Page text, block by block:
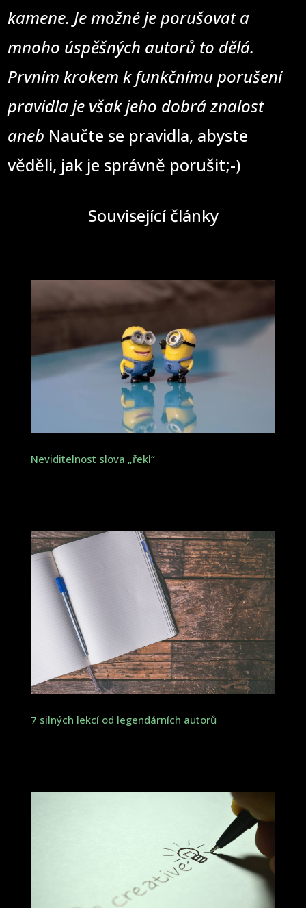
kamene. Je možné je porušovat a
mnoho úspěšných autorů to dělá.
Prvním krokem k funkčnímu porušení
pravidla je však jeho dobrá znalost
aneb Naučte se pravidla, abyste
věděli, jak je správně porušit;-)
Související články
Neviditelnost slova „řekl“
7 silných lekcí od legendárních autorů